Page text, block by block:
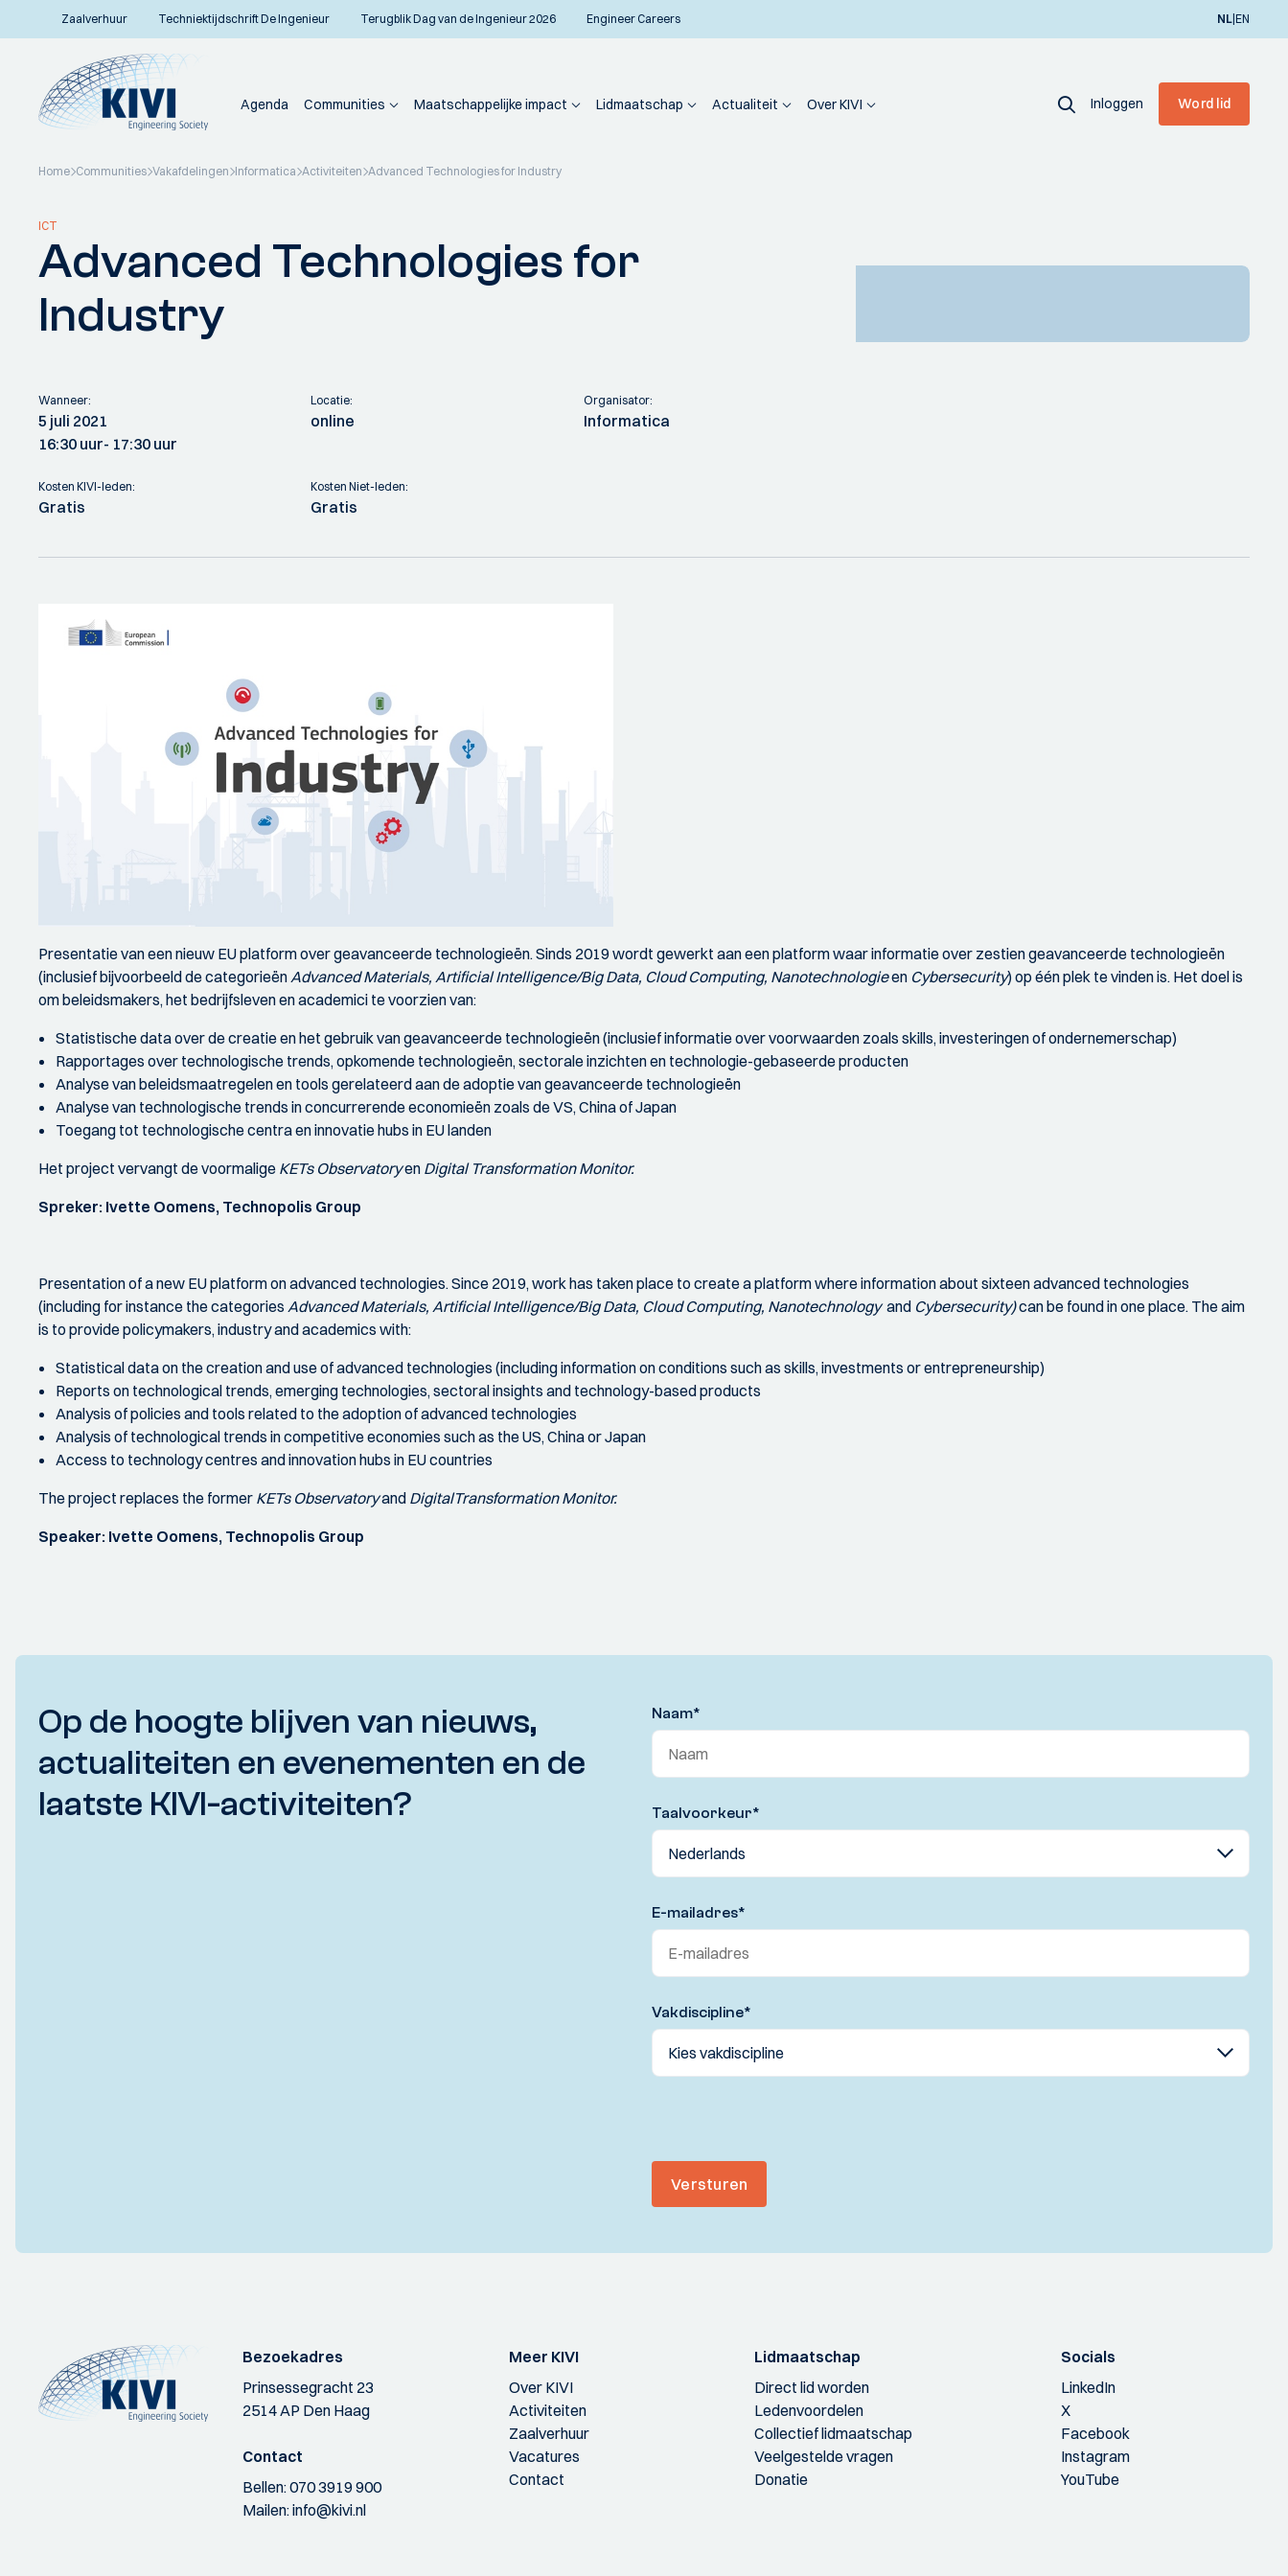
Zaalverhuur Techniektijdschrift De Ingenieur Terugblik Dag van de Ingenieur 2026 Engineer Careers NL|EN
Agenda Communities Maatschappelijke impact Lidmaatschap Actualiteit Over KIVI Inloggen Word lid
Home Communities Vakafdelingen Informatica Activiteiten Advanced Technologies for Industry
Terug naar overzicht
ICT
Advanced Technologies for
Industry
Wanneer:
5 juli 2021
16:30 uur- 17:30 uur
Locatie:
online
Organisator:
Informatica
Kosten KIVI-leden:
Gratis
Kosten Niet-leden:
Gratis
Presentatie van een nieuw EU platform over geavanceerde technologieën. Sinds 2019 wordt gewerkt aan een platform waar informatie over zestien geavanceerde technologieën
(inclusief bijvoorbeeld de categorieënAdvanced Materials, Artificial Intelligence/Big Data, Cloud Computing, Nanotechnologieen Cybersecurity) op één plek te vinden is. Het doel is
om beleidsmakers, het bedrijfsleven en academici te voorzien van:
Statistische data over de creatie en het gebruik van geavanceerde technologieën (inclusief informatie over voorwaarden zoals skills, investeringen of ondernemerschap)
Rapportages over technologische trends, opkomende technologieën, sectorale inzichten en technologie-gebaseerde producten
Analyse van beleidsmaatregelen en tools gerelateerd aan de adoptie van geavanceerde technologieën
Analyse van technologische trends in concurrerende economieën zoals de VS, China of Japan
Toegang tot technologische centra en innovatie hubs in EU landen
Het project vervangt de voormalige KETs Observatoryen Digital Transformation Monitor.
Spreker: Ivette Oomens, Technopolis Group
Presentation of a new EU platform on advanced technologies. Since 2019, work has taken place to create a platform where information about sixteen advanced technologies
(including for instance the categories Advanced Materials, Artificial Intelligence/Big Data, Cloud Computing, Nanotechnologyand Cybersecurity)can be found in one place. The aim
is to provide policymakers, industry and academics with:
Statistical data on the creation and use of advanced technologies (including information on conditions such as skills, investments or entrepreneurship)
Reports on technological trends, emerging technologies, sectoral insights and technology-based products
Analysis of policies and tools related to the adoption of advanced technologies
Analysis of technological trends in competitive economies such as the US, China or Japan
Access to technology centres and innovation hubs in EU countries
The project replaces the former KETs Observatoryand DigitalTransformation Monitor.
Speaker: Ivette Oomens, Technopolis Group
Op de hoogte blijven van nieuws,
actualiteiten en evenementen en de
laatste KIVI-activiteiten?
Naam*
Taalvoorkeur*
E-mailadres*
Vakdiscipline*
Versturen
Bezoekadres
Prinsessegracht 23
2514 AP Den Haag
Contact
Bellen:070 3919 900
Mailen:info@kivi.nl
Meer KIVI
Over KIVI
Activiteiten
Zaalverhuur
Vacatures
Contact
Lidmaatschap
Direct lid worden
Ledenvoordelen
Collectief lidmaatschap
Veelgestelde vragen
Donatie
Socials
LinkedIn
X
Facebook
Instagram
YouTube